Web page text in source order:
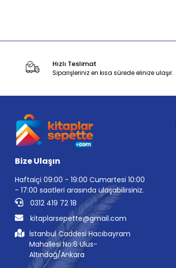
Hızlı Teslimat
Siparişleriniz en kısa sürede elinize ulaşır.
Bize Ulaşın
Haftaiçi 09:00 - 19:00 Cumartesi 10:00
- 17:00 saatleri arasında ulaşabilirsiniz.
0312 419 72 18
kitaplarsepette@gmail.com
İstanbul Caddesi Hacıbayram
Mahallesi No:6 Ulus-
Altındağ/Ankara